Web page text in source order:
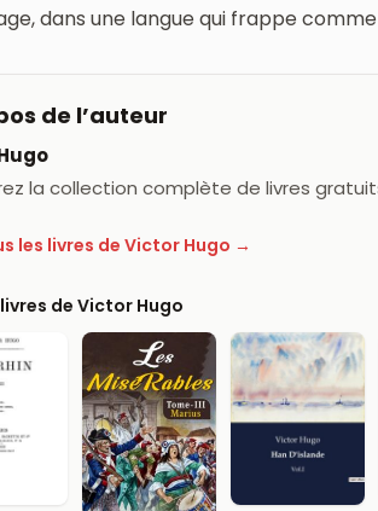
dans une langue qui frappe
de l’auteur
la collection complète de livres
les livres de Victor Hugo →
de Victor Hugo